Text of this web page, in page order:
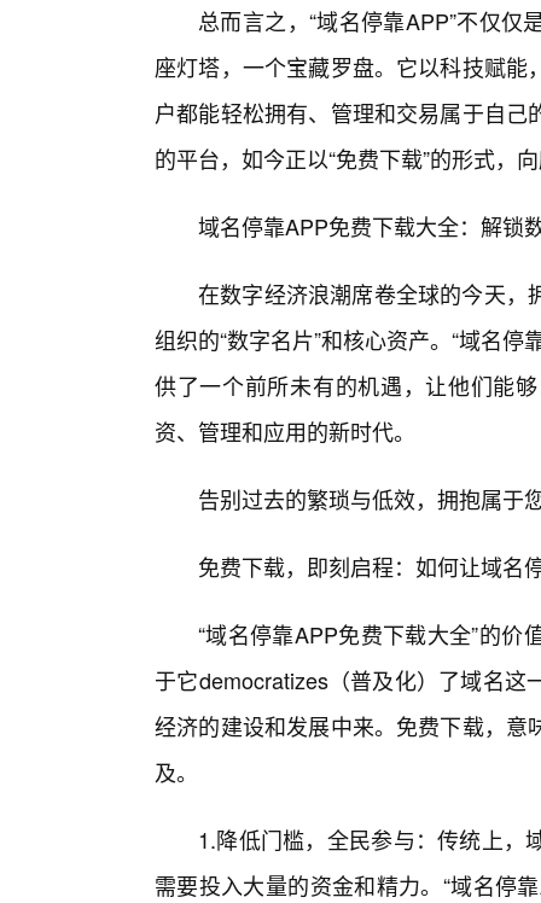
总而言之，“域名停靠APP”不仅
座灯塔，一个宝藏罗盘。它以科技赋
户都能轻松拥有、管理和交易属于自
的平台，如今正以“免费下载”的形式，
域名停靠APP免费下载大全：解锁
在数字经济浪潮席卷全球的今天，
组织的“数字名片”和核心资产。“域名
供了一个前所未有的机遇，让他们能
资、管理和应用的新时代。
告别过去的繁琐与低效，拥抱属于
免费下载，即刻启程：如何让域名
“域名停靠APP免费下载大全”的
于它democratizes（普及化）了域名
经济的建设和发展中来。免费下载，
及。
1.降低门槛，全民参与：传统上，
需要投入大量的资金和精力。“域名停